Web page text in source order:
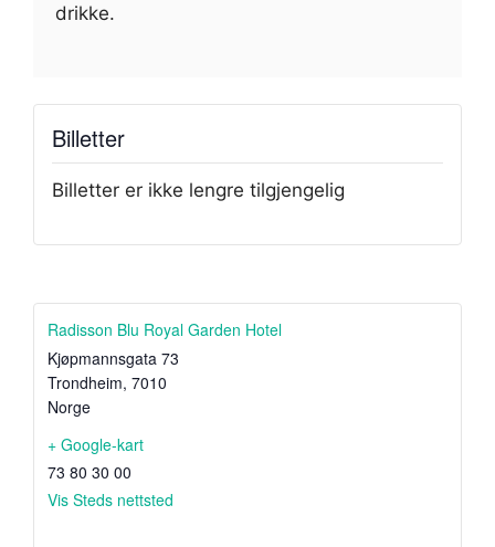
drikke.
Billetter
Billetter er ikke lengre tilgjengelig
Radisson Blu Royal Garden Hotel
Kjøpmannsgata 73
Trondheim, 7010
Norge
+ Google-kart
73 80 30 00
Vis Steds nettsted